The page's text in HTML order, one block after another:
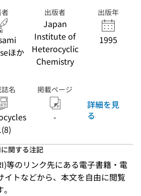
ほか
出版者
Japan
Institute of
Heterocyclic
Chemistry
出版年
1995
名 掲載ページ
-
詳細を見
る
関する注記
等のリンク先にある電子書籍・電
イトなどから、本文を自由に閲覧